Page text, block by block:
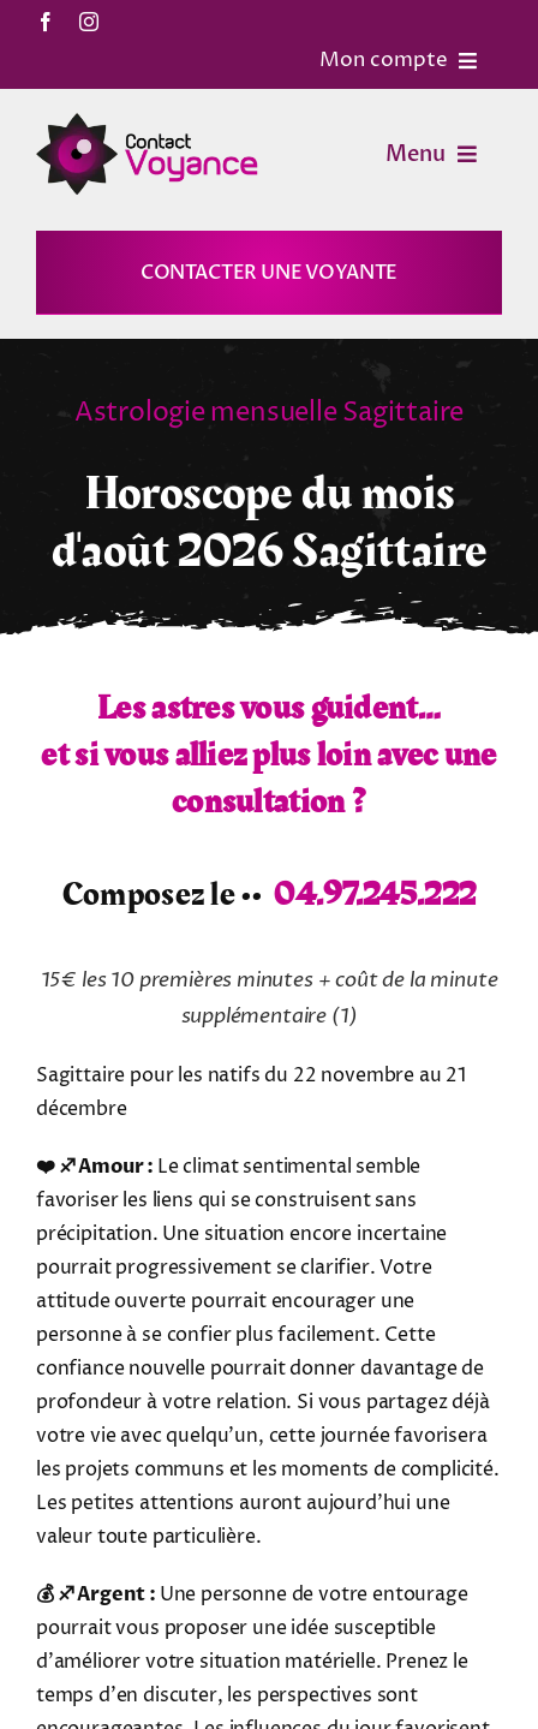
Passer
contenu
Mon compte
Mon Compte
Menu
Voyance
Horoscopes
Magies
Astrologie
Tarots
Tests & jeux
Blog
CONTACTER UNE VOYANTE
Astrologie mensuelle Sagittaire
Horoscope du mois
d'août 2026 Sagittaire
Les astres vous guident…
et si vous alliez plus loin avec une
consultation ?
Composez le •• 04.97.245.222
15€ les 10 premières minutes + coût de la minute
supplémentaire (1)
Sagittaire pour les natifs du 22 novembre au 21
décembre
❤️ ♐ Amour : Le climat sentimental semble
favoriser les liens qui se construisent sans
précipitation. Une situation encore incertaine
pourrait progressivement se clarifier. Votre
attitude ouverte pourrait encourager une
personne à se confier plus facilement. Cette
confiance nouvelle pourrait donner davantage de
profondeur à votre relation. Si vous partagez déjà
votre vie avec quelqu'un, cette journée favorisera
les projets communs et les moments de complicité.
Les petites attentions auront aujourd'hui une
valeur toute particulière.
💰 ♐ Argent : Une personne de votre entourage
pourrait vous proposer une idée susceptible
d'améliorer votre situation matérielle. Prenez le
temps d'en discuter, les perspectives sont